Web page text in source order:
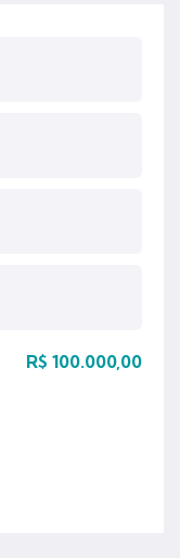
R$ 100.000,00